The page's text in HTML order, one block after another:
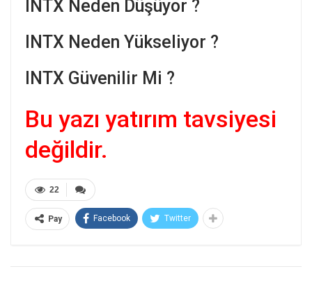
INTX Neden Düşüyor ?
INTX Neden Yükseliyor ?
INTX Güvenilir Mi ?
Bu yazı yatırım tavsiyesi
değildir.
22
Pay Facebook Twitter